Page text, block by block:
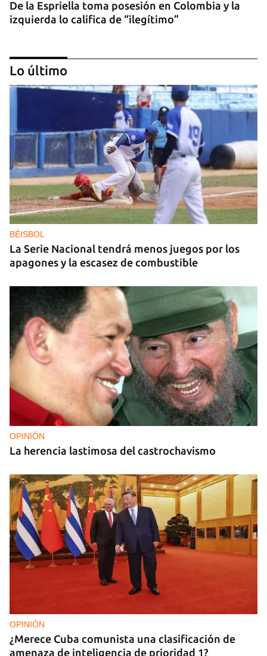
De la Espriella toma posesión en Colombia y la
izquierda lo califica de “ilegítimo”
DEPORTACIONES EE UU
El ICE envía a la fuerza a migrantes, entre ellos
cuatro cubanos, a la República Centroafricana
Lo último
BÉISBOL
La Serie Nacional tendrá menos juegos por los
apagones y la escasez de combustible
OPINIÓN
La herencia lastimosa del castrochavismo
OPINIÓN
¿Merece Cuba comunista una clasificación de
amenaza de inteligencia de prioridad 1?